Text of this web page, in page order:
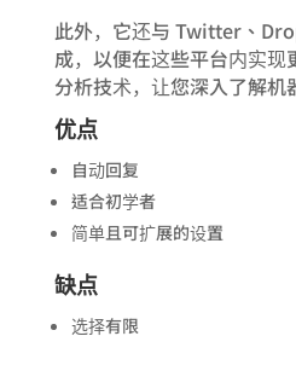
此外，它还与 Twitter、
成，以便在这些平台内实
分析技术，让您深入了解机
优点
自动回复
适合初学者
简单且可扩展的设置
缺点
选择有限